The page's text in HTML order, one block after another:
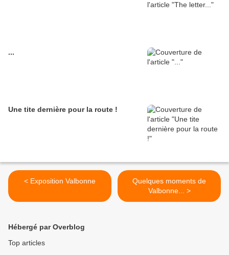
...
Une tite dernière pour la route !
< Exposition Valbonne
Quelques moments de
Valbonne... >
Hébergé par Overblog
Top articles